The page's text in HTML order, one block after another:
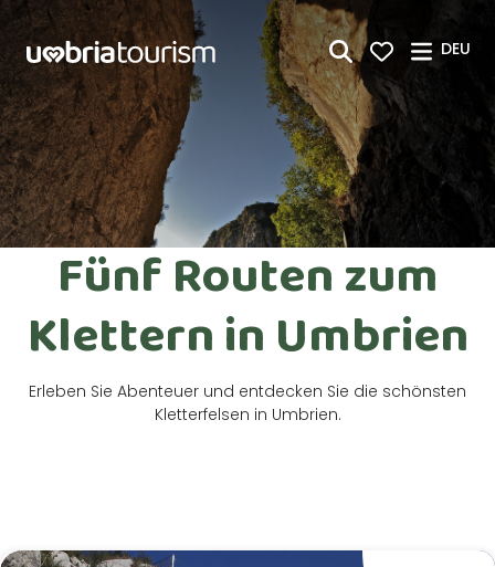
Zum Hauptinhalt springen
DEU
Fünf Routen zum
Klettern in Umbrien
Erleben Sie Abenteuer und entdecken Sie die schönsten
Kletterfelsen in Umbrien.